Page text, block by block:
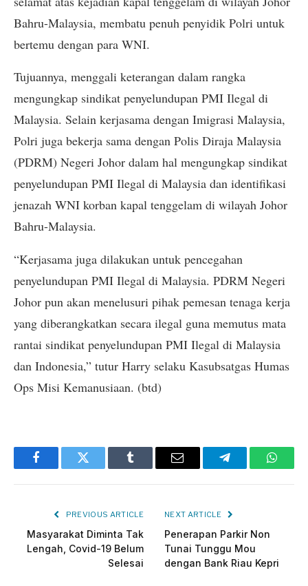
Bahru-Malaysia, membatu penuh penyidik Polri untuk
bertemu dengan para WNI.
Tujuannya, menggali keterangan dalam rangka
mengungkap sindikat penyelundupan PMI Ilegal di
Malaysia. Selain kerjasama dengan Imigrasi Malaysia,
Polri juga bekerja sama dengan Polis Diraja Malaysia
(PDRM) Negeri Johor dalam hal mengungkap sindikat
penyelundupan PMI Ilegal di Malaysia dan identifikasi
jenazah WNI korban kapal tenggelam di wilayah Johor
Bahru-Malaysia.
“Kerjasama juga dilakukan untuk pencegahan
penyelundupan PMI Ilegal di Malaysia. PDRM Negeri
Johor pun akan menelusuri pihak pemesan tenaga kerja
yang diberangkatkan secara ilegal guna memutus mata
rantai sindikat penyelundupan PMI Ilegal di Malaysia
dan Indonesia,” tutur Harry selaku Kasubsatgas Humas
Ops Misi Kemanusiaan. (btd)
FacebookTwitter Tumblr Email Telegram
PREVIOUS ARTICLE
Masyarakat Diminta Tak
Lengah, Covid-19 Belum
Selesai
NEXT ARTICLE
Penerapan Parkir Non
Tunai Tunggu Mou
dengan Bank Riau Kepri